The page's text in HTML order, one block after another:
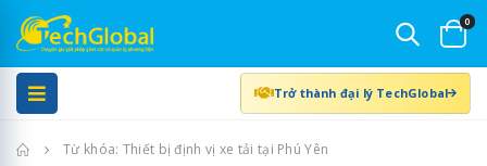
0
Trở thành đại lý TechGlobal
Trang chủTừ khóa: Thiết bị định vị xe tải tại Phú Yên